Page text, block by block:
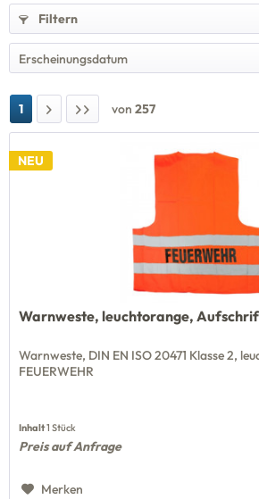
Filtern
1 von 257
NEU
Warnweste, leuchtorange,
Warnweste, DIN EN ISO 20471 Klasse 2,
FEUERWEHR
Inhalt1 Stück
Preis auf Anfrage
Merken